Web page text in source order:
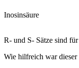
Inosinsäure
R- und S- Sätze sind
Wie hilfreich war dieser